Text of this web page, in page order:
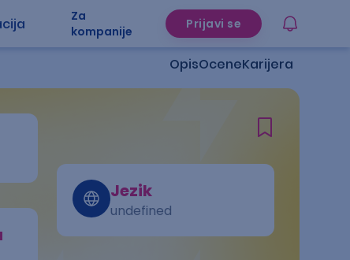
Za
kompanije
Prijavi se
OpisOceneKarijera
Jezik
undefined